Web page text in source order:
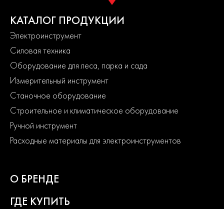
КАТАЛОГ ПРОДУКЦИИ
Электроинструмент
Силовая техника
Оборудование для леса, парка и сада
Измерительный инструмент
Станочное оборудование
Строительное и климатическое оборудование
Ручной инструмент
Расходные материалы для электроинструментов
О БРЕНДЕ
ГДЕ КУПИТЬ